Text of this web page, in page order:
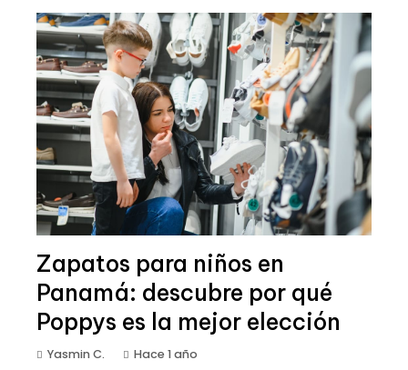
Zapatos para niños en
Panamá: descubre por qué
Poppys es la mejor elección
Yasmin C. Hace 1 año